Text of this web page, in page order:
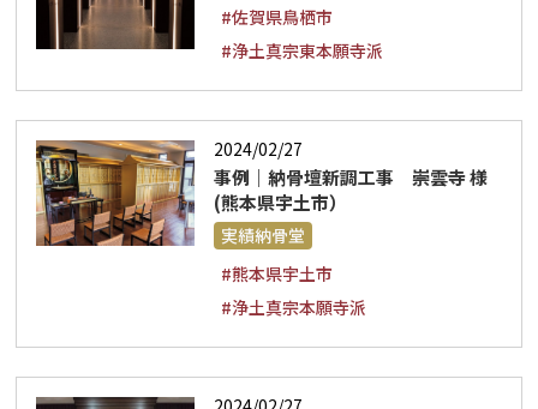
#佐賀県鳥栖市
#浄土真宗東本願寺派
2024/02/27
事例｜納骨壇新調工事 崇雲寺 様
(熊本県宇土市）
実績納骨堂
#熊本県宇土市
#浄土真宗本願寺派